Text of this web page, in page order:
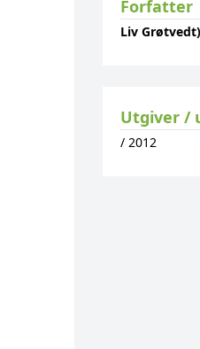
Forfatter
Liv Grøtvedt)
Utgiver /
/ 2012